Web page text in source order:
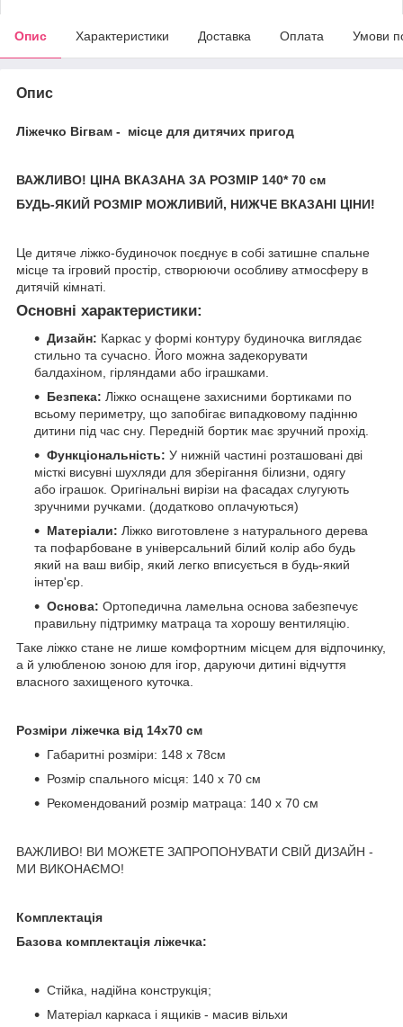
Опис Характеристики Доставка Оплата Умови
Опис
Ліжечко Вігвам - місце для дитячих пригод
ВАЖЛИВО! ЦІНА ВКАЗАНА ЗА РОЗМІР 140* 70 см
БУДЬ-ЯКИЙ РОЗМІР МОЖЛИВИЙ, НИЖЧЕ ВКАЗАНІ ЦІНИ!
Це дитяче ліжко-будиночок поєднує в собі затишне спальне
місце та ігровий простір, створюючи особливу атмосферу в
дитячій кімнаті.
Основні характеристики:
Дизайн: Каркас у формі контуру будиночка виглядає
стильно та сучасно. Його можна задекорувати
балдахіном, гірляндами або іграшками.
Безпека: Ліжко оснащене захисними бортиками по
всьому периметру, що запобігає випадковому падінню
дитини під час сну. Передній бортик має зручний прохід.
Функціональність: У нижній частині розташовані дві
місткі висувні шухляди для зберігання білизни, одягу
або іграшок. Оригінальні вирізи на фасадах слугують
зручними ручками. (додатково оплачуються)
Матеріали: Ліжко виготовлене з натурального дерева
та пофарбоване в універсальний білий колір або будь
який на ваш вибір, який легко вписується в будь-який
інтер'єр.
Основа: Ортопедична ламельна основа забезпечує
правильну підтримку матраца та хорошу вентиляцію.
Таке ліжко стане не лише комфортним місцем для відпочинку,
а й улюбленою зоною для ігор, даруючи дитині відчуття
власного захищеного куточка.
Розміри ліжечка від 14х70 см
Габаритні розміри: 148 х 78см
Розмір спального місця: 140 х 70 см
Рекомендований розмір матраца: 140 х 70 см
ВАЖЛИВО! ВИ МОЖЕТЕ ЗАПРОПОНУВАТИ СВІЙ ДИЗАЙН -
МИ ВИКОНАЄМО!
Комплектація
Базова комплектація ліжечка:
Стійка, надійна конструкція;
Матеріал каркаса і ящиків - масив вільхи